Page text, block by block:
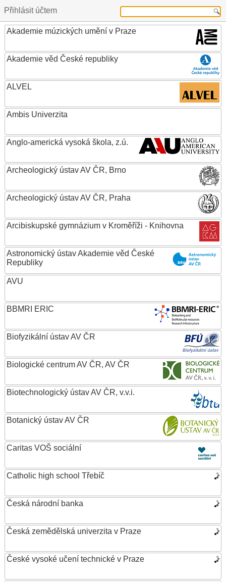
Přihlásit účtem
Akademie múzických umění v Praze
Akademie věd České republiky
ALVEL
Ambis Univerzita
Anglo-americká vysoká škola, z.ú.
Archeologický ústav AV ČR, Brno
Archeologický ústav AV ČR, Praha
Arcibiskupské gymnázium v Kroměříži - Knihovna
Astronomický ústav Akademie věd České
Republiky
AVU
BBMRI ERIC
Biofyzikální ústav AV ČR
Biologické centrum AV ČR, AV ČR
Biotechnologický ústav AV ČR, v.v.i.
Botanický ústav AV ČR
Caritas VOŠ sociální
Catholic high school Třebíč
Česká národní banka
Česká zemědělská univerzita v Praze
České vysoké učení technické v Praze